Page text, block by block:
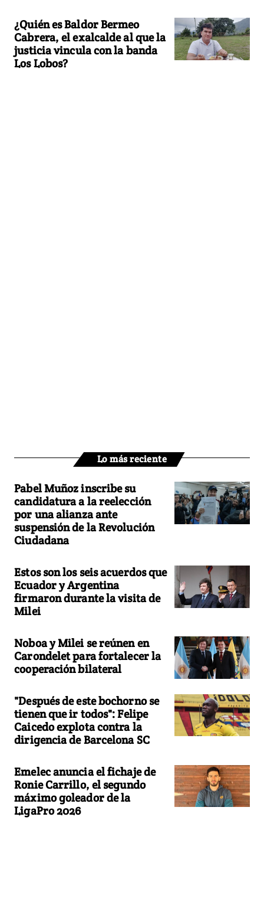
¿Quién es Baldor Bermeo
Cabrera, el exalcalde al que la
justicia vincula con la banda
Los Lobos?
Lo más reciente
Pabel Muñoz inscribe su
candidatura a la reelección
por una alianza ante
suspensión de la Revolución
Ciudadana
Estos son los seis acuerdos que
Ecuador y Argentina
firmaron durante la visita de
Milei
Noboa y Milei se reúnen en
Carondelet para fortalecer la
cooperación bilateral
"Después de este bochorno se
tienen que ir todos": Felipe
Caicedo explota contra la
dirigencia de Barcelona SC
Emelec anuncia el fichaje de
Ronie Carrillo, el segundo
máximo goleador de la
LigaPro 2026